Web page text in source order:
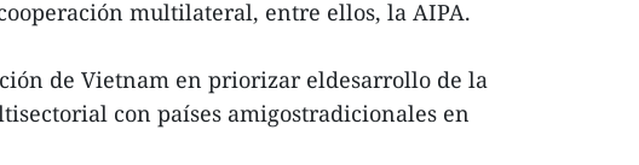
multilateral, entre ellos, la AIPA.
de Vietnam en priorizar eldesarrollo de la
con países amigostradicionales en